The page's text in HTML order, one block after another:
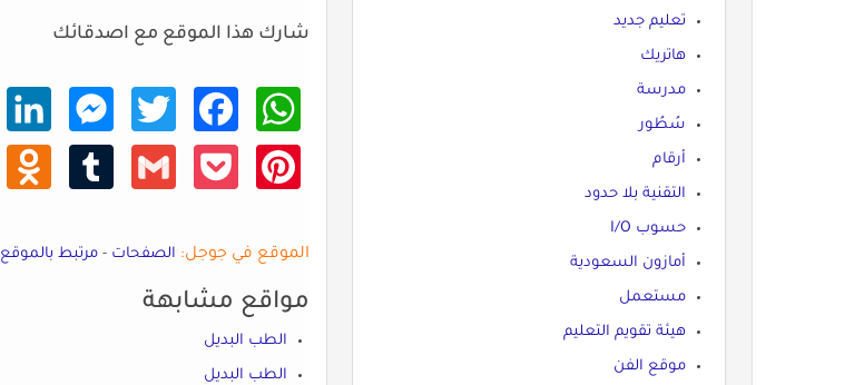
شارك هذا الموقع مع اصدقائك
What
sApp
Faceb
ook
Twitt
er
Mess
enger
Linke
dIn
Pinte
rest
Pocke
Gmail
Tumb
Odno
klass
niki
الموقع في جوجل: الصفحات - مرتبط بالموقع
مواقع مشابهة
الطب البديل
الطب البديل
تعليم جديد
هاتريك
مدرسة
سُطُور
أرقام
التقنية بلا حدود
حسوب I/O
أمازون السعودية
مستعمل
هيئة تقويم التعليم
موقع الفن